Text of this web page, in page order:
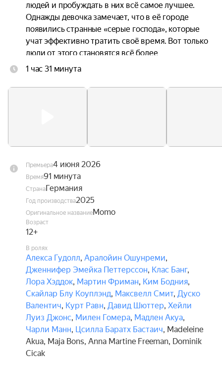
людей и пробуждать в них всё самое лучшее.
Однажды девочка замечает, что в её городе
появились странные «серые господа», которые
учат эффективно тратить своё время. Вот только
люди от этого становятся всё более
несчастными, ведь в погоне за продуктивностью
объединяется с Хранителем времени и
1 час 31 минута
Премьера4 июня 2026
Время91 минута
СтранаГермания
Год производства2025
Оригинальное названиеMomo
Возраст
12+
В ролях
Алекса Гудолл, Аралойин Ошунреми,
Дженнифер Эмейка Петтерссон, Клас Банг,
Лора Хэддок, Мартин Фриман, Ким Бодния,
Скайлар Блу Коуплэнд, Максвелл Смит, Дуско
Валентич, Курт Равн, Давид Шюттер, Хейли
Луиз Джонс, Милен Гомера, Мадлен Акуа,
Чарли Манн, Цсилла Баратх Бастаич, Madeleine
Akua, Maja Bons, Anna Martine Freeman, Dominik
Cicak